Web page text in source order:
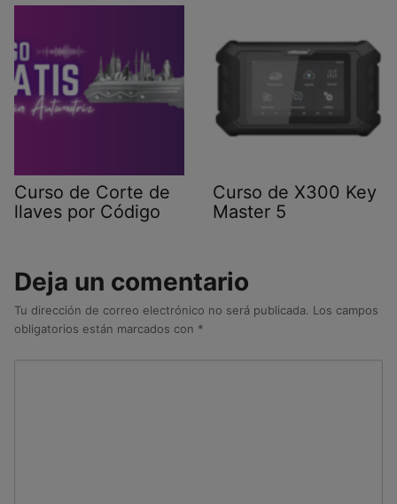
Curso de Corte de
llaves por Código
Curso de X300 Key
Master 5
Deja un comentario
Tu dirección de correo electrónico no será publicada. Los campos
obligatorios están marcados con *